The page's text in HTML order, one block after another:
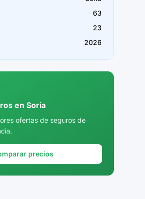
63
23
2026
en Soria
ofertas de seguros de
precios